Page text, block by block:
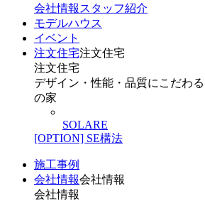
会社情報 スタッフ紹介
モデルハウス
イベント
注文住宅注文住宅
注文住宅
デザイン・性能・品質にこだわ
の家
SOLARE
[OPTION] SE構法
施工事例
会社情報会社情報
会社情報